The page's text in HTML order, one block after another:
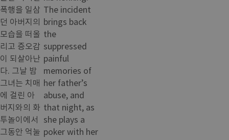
폭행을 일삼
던 아버지의
모습을 떠올
리고 증오감
이 되살아난
다. 그날 밤
그녀는 치매
에 걸린 아
버지와의 화
투놀이에서
그동안 억눌
The incident
brings back
the
suppressed
painful
memories of
her father’s
abuse, and
that night, as
she plays a
poker with her